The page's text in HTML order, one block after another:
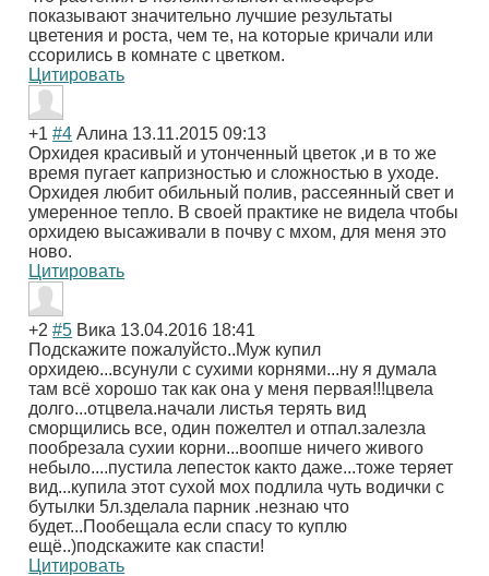
показывают значительно лучшие результаты
цветения и роста, чем те, на которые кричали или
ссорились в комнате с цветком.
Цитировать
+1 #4 Алина 13.11.2015 09:13
Орхидея красивый и утонченный цветок ,и в то же
время пугает капризностью и сложностью в уходе.
Орхидея любит обильный полив, рассеянный свет и
умеренное тепло. В своей практике не видела чтобы
орхидею высаживали в почву с мхом, для меня это
ново.
Цитировать
+2 #5 Вика 13.04.2016 18:41
Подскажите пожалуйсто..Муж купил
орхидею...всунули с сухими корнями...ну я думала
там всё хорошо так как она у меня первая!!!цвела
долго...отцвела.начали листья терять вид
сморщились все, один пожелтел и отпал.залезла
пообрезала сухии корни...воопше ничего живого
небыло....пустила лепесток както даже...тоже теряет
вид...купила этот сухой мох подлила чуть водички с
бутылки 5л.зделала парник .незнаю что
будет...Пообещала если спасу то куплю
ещё..)подскажите как спасти!
Цитировать